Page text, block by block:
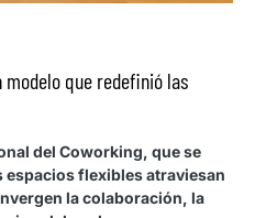
modelo que redefinió las
del Coworking, que se
espacios flexibles atraviesan
la colaboración, la